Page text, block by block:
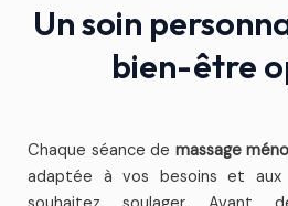
Un soin
bien-être
Chaque séance de massage
adaptée à vos besoins et aux